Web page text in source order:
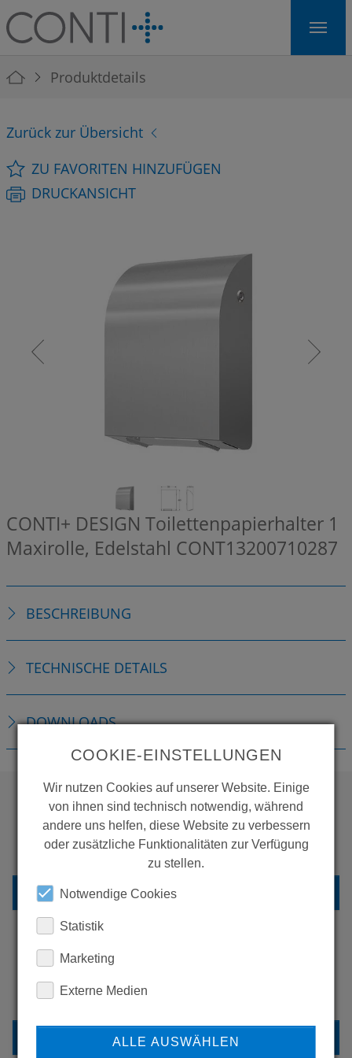
Skip to main navigation
Skip to main content
Skip to page footer
You are here:
Produktdetails
Zurück zur Übersicht
ZU FAVORITEN HINZUFÜGEN
DRUCKANSICHT
CONTI+ DESIGN Toilettenpapierhalter 1
Maxirolle, Edelstahl CONT13200710287
BESCHREIBUNG
TECHNISCHE DETAILS
DOWNLOADS
WOLLEN SIE MEHR
PRODUKTE SEHEN?
ZURÜCK ZUR ÜBERSICHT
UNSERE REFERENZEN
REFERENZEN
COOKIE-EINSTELLUNGEN
Wir nutzen Cookies auf unserer Website. Einige
von ihnen sind technisch notwendig, während
andere uns helfen, diese Website zu verbessern
oder zusätzliche Funktionalitäten zur Verfügung
zu stellen.
Notwendige Cookies
Statistik
Marketing
Externe Medien
ALLE AUSWÄHLEN